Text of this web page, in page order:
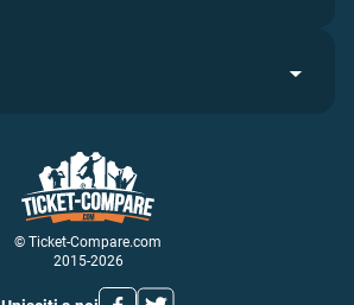
© Ticket-Compare.com
2015-2026